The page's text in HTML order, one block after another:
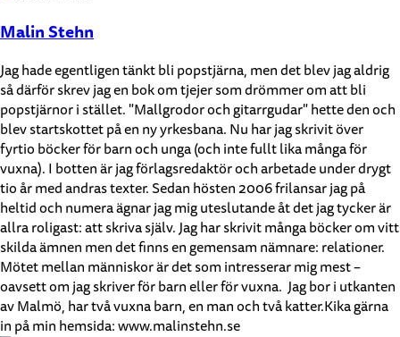
Malin Stehn
Jag hade egentligen tänkt bli popstjärna, men det blev jag aldrig
så därför skrev jag en bok om tjejer som drömmer om att bli
popstjärnor i stället. "Mallgrodor och gitarrgudar" hette den och
blev startskottet på en ny yrkesbana. Nu har jag skrivit över
fyrtio böcker för barn och unga (och inte fullt lika många för
vuxna). I botten är jag förlagsredaktör och arbetade under drygt
tio år med andras texter. Sedan hösten 2006 frilansar jag på
heltid och numera ägnar jag mig uteslutande åt det jag tycker är
allra roligast: att skriva själv. Jag har skrivit många böcker om vitt
skilda ämnen men det finns en gemensam nämnare: relationer.
Mötet mellan människor är det som intresserar mig mest –
oavsett om jag skriver för barn eller för vuxna. Jag bor i utkanten
av Malmö, har två vuxna barn, en man och två katter.Kika gärna
in på min hemsida: www.malinstehn.se